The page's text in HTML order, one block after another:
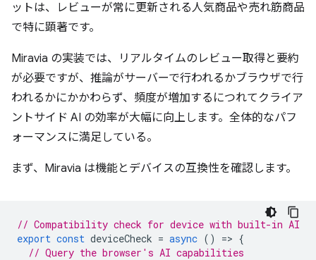
ットは、レビューが常に更新される人気商品や売れ筋商品
で特に顕著です。
Miravia の実装では、リアルタイムのレビュー取得と要約
が必要ですが、推論がサーバーで行われるかブラウザで行
われるかにかかわらず、頻度が増加するにつれてクライア
ントサイド AI の効率が大幅に向上します。全体的なパフ
ォーマンスに満足している。
まず、Miravia は機能とデバイスの互換性を確認します。
// Compatibility check for device with built-in AI
export const deviceCheck = async () => {
// Query the browser's AI capabilities